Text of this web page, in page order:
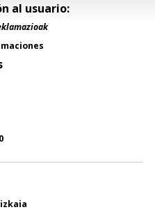
al usuario: